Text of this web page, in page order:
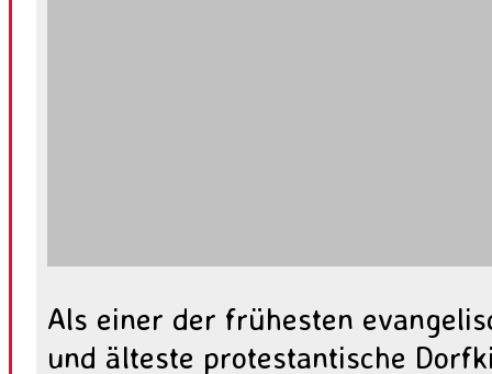
Als einer der frühesten
und älteste protestantische